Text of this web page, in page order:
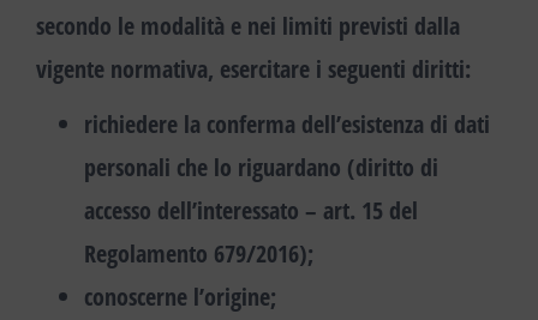
secondo le modalità e nei limiti previsti dalla
vigente normativa, esercitare i seguenti diritti:
richiedere la conferma dell’esistenza di dati
personali che lo riguardano (diritto di
accesso dell’interessato – art. 15 del
Regolamento 679/2016);
conoscerne l’origine;